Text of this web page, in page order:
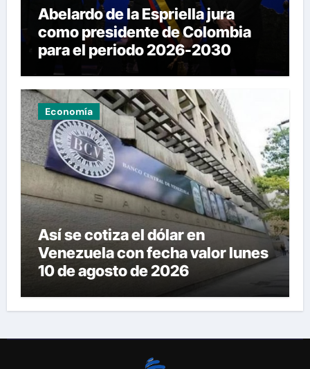
Abelardo de la Espriella jura
como presidente de Colombia
para el periodo 2026-2030
Economía
Así se cotiza el dólar en
Venezuela con fecha valor lunes
10 de agosto de 2026